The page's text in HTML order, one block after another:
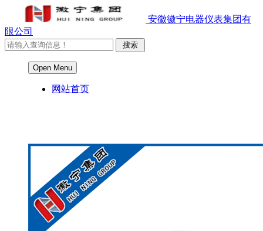
安徽徽宁电器仪表集团有
限公司
Open Menu
网站首页